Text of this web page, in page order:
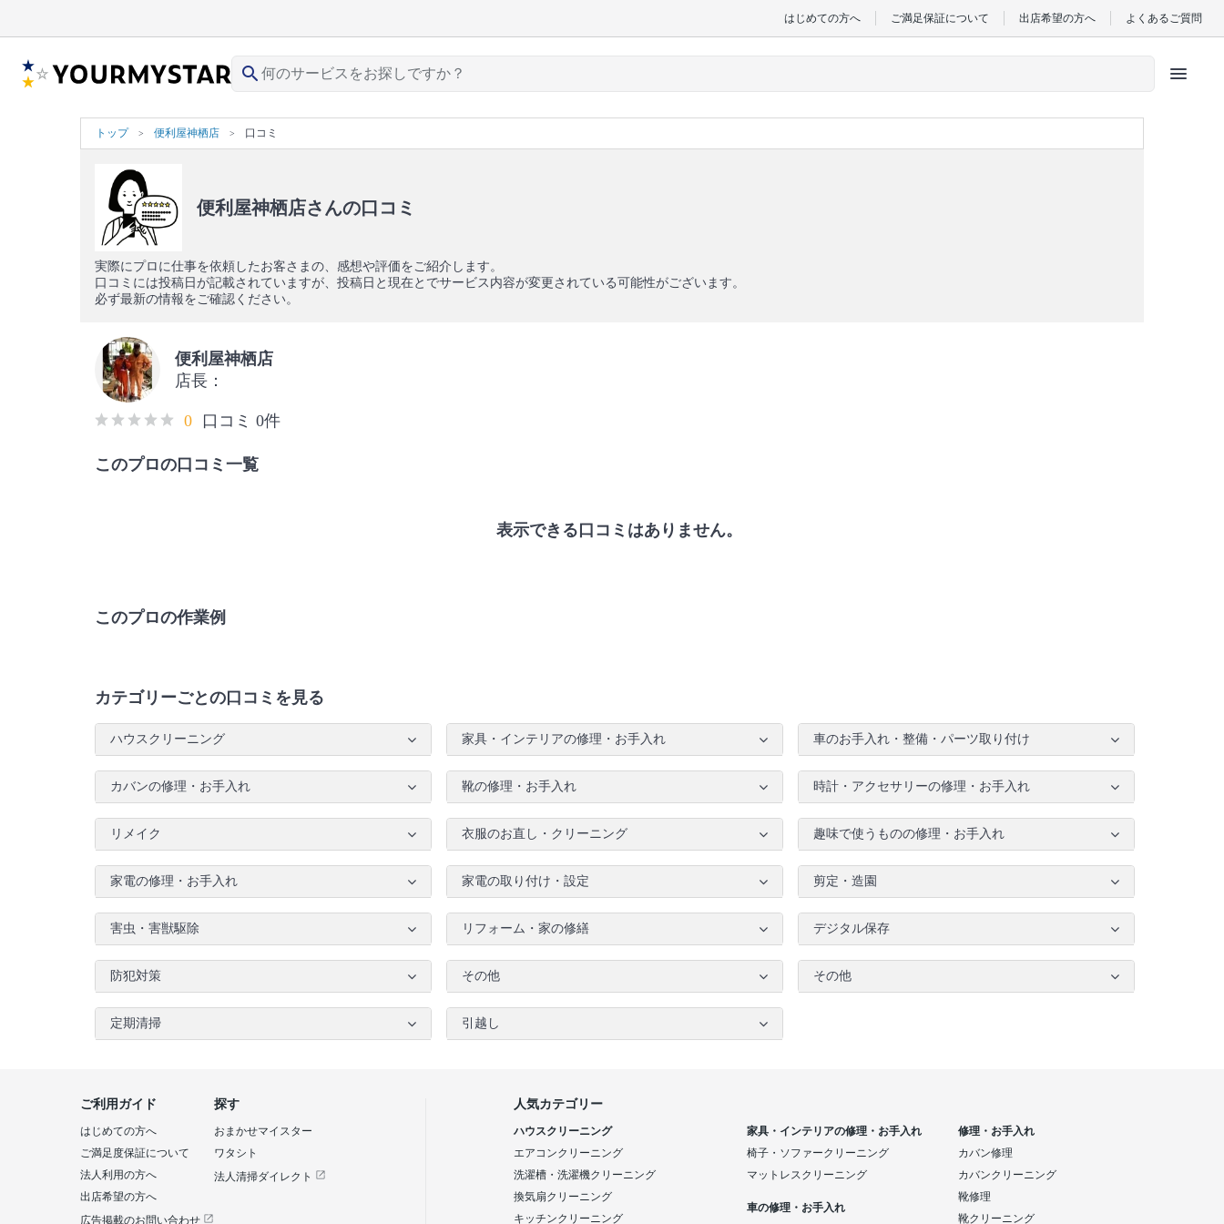
はじめての方へ ご満足保証について 出店希望の方へ よくあるご質問
search menu
トップ 便利屋神栖店 口コミ
便利屋神栖店さんの口コミ
実際にプロに仕事を依頼したお客さまの、感想や評価をご紹介します。
口コミには投稿日が記載されていますが、投稿日と現在とでサービス内容が変更されている可能性がございます。
必ず最新の情報をご確認ください。
便利屋神栖店
店長：
0 口コミ 0件
このプロの口コミ一覧
表示できる口コミはありません。
このプロの作業例
カテゴリーごとの口コミを見る
ハウスクリーニング 家具・インテリアの修理・お手入れ 車のお手入れ・整備・パーツ取り付け
カバンの修理・お手入れ 靴の修理・お手入れ 時計・アクセサリーの修理・お手入れ
リメイク 衣服のお直し・クリーニング 趣味で使うものの修理・お手入れ
家電の修理・お手入れ 家電の取り付け・設定 剪定・造園
害虫・害獣駆除 リフォーム・家の修繕 デジタル保存
防犯対策 その他 その他
定期清掃 引越し
探す
おまかせマイスター
ワタシト
法人清掃ダイレクト
ご利用ガイド
はじめての方へ
ご満足度保証について
法人利用の方へ
出店希望の方へ
広告掲載のお問い合わせ
人気カテゴリー
ハウスクリーニング
エアコンクリーニング
洗濯槽・洗濯機クリーニング
換気扇クリーニング
キッチンクリーニング
家具・インテリアの修理・お手入れ
椅子・ソファークリーニング
マットレスクリーニング
車の修理・お手入れ
修理・お手入れ
カバン修理
カバンクリーニング
靴修理
靴クリーニング